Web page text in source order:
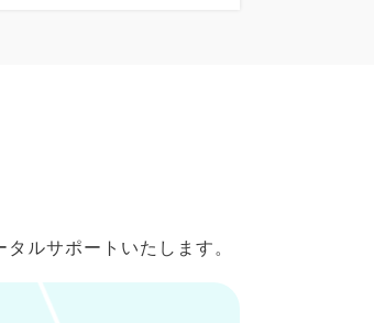
ルサポートいたします。